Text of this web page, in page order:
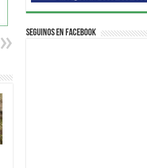
Seguinos en Facebook